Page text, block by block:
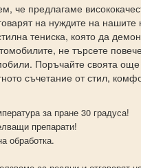
че предлагаме
на нуждите на нашите
тениска, която да
не търсете
Поръчайте своята
съчетание от стил,
за пране 30 градуса!
препарати!
обработка.